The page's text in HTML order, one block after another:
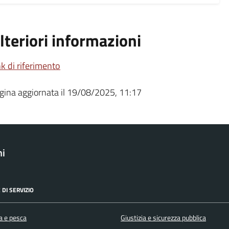
informazioni
di riferimento
aggiornata il 19/08/2025, 11:17
DI SERVIZIO
e pesca
Giustizia e sicurezza pubblica